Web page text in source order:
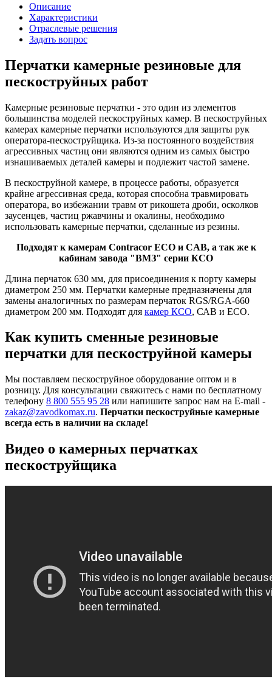
Описание
Характеристики
Отраслевые решения
Задать вопрос
Перчатки камерные резиновые для
пескоструйных работ
Камерные резиновые перчатки - это один из элементов
большинства моделей пескоструйных камер. В пескоструйных
камерах камерные перчатки используются для защиты рук
оператора-пескоструйщика. Из-за постоянного воздействия
агрессивных частиц они являются одним из самых быстро
изнашиваемых деталей камеры и подлежит частой замене.
В пескоструйной камере, в процессе работы, образуется
крайне агрессивная среда, которая способна травмировать
оператора, во избежании травм от рикошета дроби, осколков
заусенцев, частиц ржавчины и окалины, необходимо
использовать камерные перчатки, сделанные из резины.
Подходят к камерам Contracor ECO и CAB, а так же к
кабинам завода "ВМЗ" серии КСО
Длина перчаток 630 мм, для присоединения к порту камеры
диаметром 250 мм. Перчатки камерные предназначены для
замены аналогичных по размерам перчаток RGS/RGA-660
диаметром 200 мм. Подходят для камер КСО, САВ и ЕСО.
Как купить сменные резиновые
перчатки для пескоструйной камеры
Мы поставляем пескоструйное оборудование оптом и в
розницу. Для консультации свяжитесь с нами по бесплатному
телефону 8 800 555 95 28 или напишите запрос нам на E-mail -
zakaz@zavodkomax.ru. Перчатки пескоструйные камерные
всегда есть в наличии на складе!
Видео о камерных перчатках
пескоструйщика